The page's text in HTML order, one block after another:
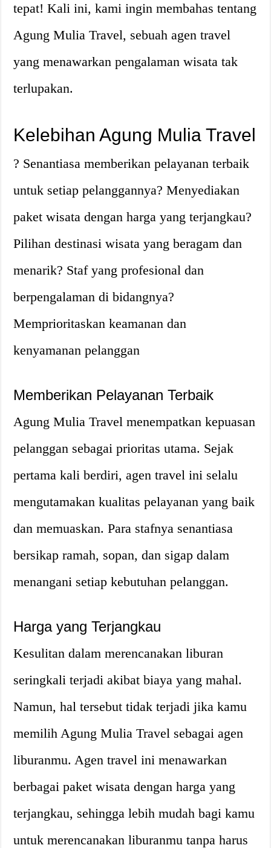
tepat! Kali ini, kami ingin membahas tentang
Agung Mulia Travel, sebuah agen travel
yang menawarkan pengalaman wisata tak
terlupakan.
Kelebihan Agung Mulia Travel
? Senantiasa memberikan pelayanan terbaik
untuk setiap pelanggannya? Menyediakan
paket wisata dengan harga yang terjangkau?
Pilihan destinasi wisata yang beragam dan
menarik? Staf yang profesional dan
berpengalaman di bidangnya?
Memprioritaskan keamanan dan
kenyamanan pelanggan
Memberikan Pelayanan Terbaik
Agung Mulia Travel menempatkan kepuasan
pelanggan sebagai prioritas utama. Sejak
pertama kali berdiri, agen travel ini selalu
mengutamakan kualitas pelayanan yang baik
dan memuaskan. Para stafnya senantiasa
bersikap ramah, sopan, dan sigap dalam
menangani setiap kebutuhan pelanggan.
Harga yang Terjangkau
Kesulitan dalam merencanakan liburan
seringkali terjadi akibat biaya yang mahal.
Namun, hal tersebut tidak terjadi jika kamu
memilih Agung Mulia Travel sebagai agen
liburanmu. Agen travel ini menawarkan
berbagai paket wisata dengan harga yang
terjangkau, sehingga lebih mudah bagi kamu
untuk merencanakan liburanmu tanpa harus